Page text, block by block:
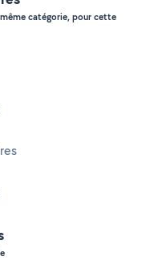
catégorie, pour cette